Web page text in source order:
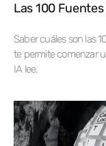
Las 100
Saber cuáles son las
te permite comenzar
IA lee.